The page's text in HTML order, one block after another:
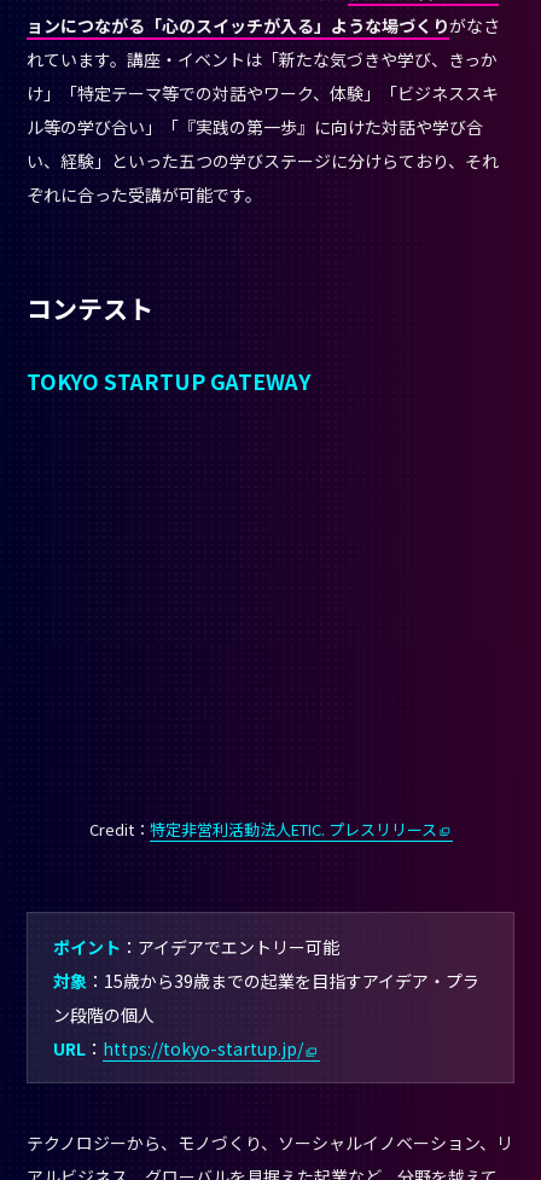
コンテスト
TOKYO STARTUP GATEWAY
Credit： 特定⾮営利活動法⼈ETIC. プレスリリース
対象：15歳から39歳までの起業を目指すアイデア・プラ
URL： https://tokyo-startup.jp/
を受講でき、アイデア段階・シード期に必要不可欠な知
資金調達支援
クラウドファンディングを活用した資金調達支
援